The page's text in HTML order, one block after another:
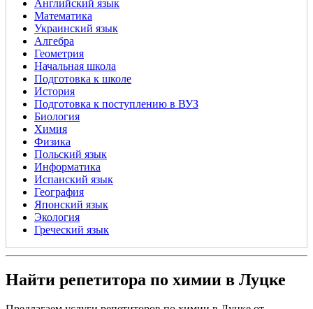
Английский язык
Математика
Украинский язык
Алгебра
Геометрия
Начальная школа
Подготовка к школе
История
Подготовка к поступлению в ВУЗ
Биология
Химия
Физика
Польский язык
Информатика
Испанский язык
География
Японский язык
Экология
Греческий язык
Найти репетитора по химии в Луцке